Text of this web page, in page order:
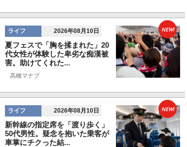
ライフ 2026年08月10日
夏フェスで「胸を揉まれた」20
代女性が体験した卑劣な痴漢被
害。助けてくれた...
高橋マナブ
NEW!
ライフ 2026年08月10日
新幹線の指定席を「渡り歩く」
50代男性。疑念を抱いた乗客が
車掌にチクった結...
NEW!